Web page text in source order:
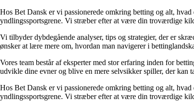
Hos Bet Dansk er vi passionerede omkring betting og alt,
yndlingssportsgrene. Vi stræber efter at være din troværdige
Vi tilbyder dybdegående analyser, tips og strategier, der er
ønsker at lære mere om, hvordan man navigerer i
Vores team består af eksperter med stor erfaring inden for
udvikle dine evner og blive en mere selvsikker spiller, der kan
Hos Bet Dansk er vi passionerede omkring betting og alt,
yndlingssportsgrene. Vi stræber efter at være din troværdige